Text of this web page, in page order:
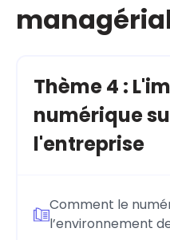
Thème 4 :
numérique
l'entreprise
Comment le
l’environnement